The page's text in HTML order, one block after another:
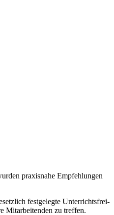
praxisnahe Empfehlungen
festgelegte Unterrichtsfrei-
Mitarbeitenden zu treffen.